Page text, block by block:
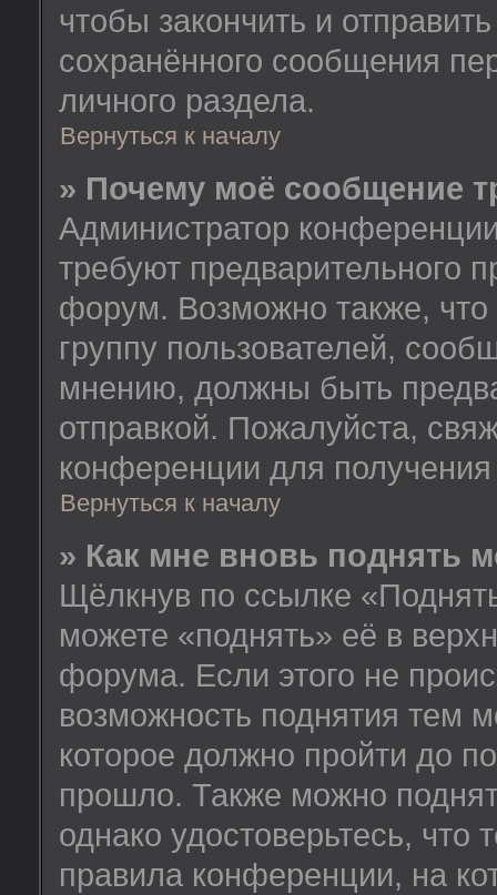
чтобы закончить и
сохранённого сообщения
личного раздела.
Вернуться к началу
» Почему моё сообщение
Администратор
требуют предварительного
форум. Возможно также, что
группу пользователей,
мнению, должны быть
отправкой. Пожалуйста,
конференции для
Вернуться к началу
» Как мне вновь поднять
Щёлкнув по ссылке
можете «поднять» её в
форума. Если этого не
возможность поднятия тем
которое должно пройти до
прошло. Также можно
однако удостоверьтесь,
правила конференции, на